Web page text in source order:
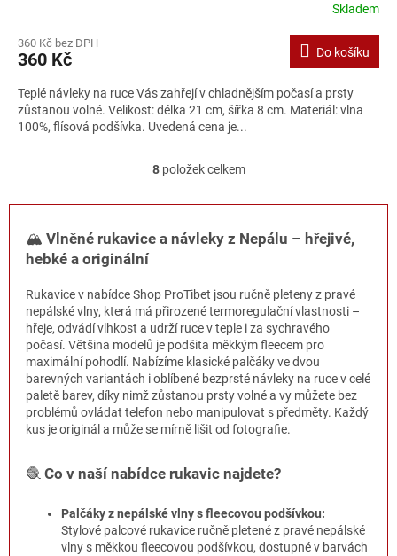
Skladem
360 Kč bez DPH
360 Kč Do košíku
Teplé návleky na ruce Vás zahřejí v chladnějším počasí a prsty
zůstanou volné. Velikost: délka 21 cm, šířka 8 cm. Materiál: vlna
100%, flísová podšívka. Uvedená cena je...
O
l
d
í
p
r
v
k
y
v
ý
p
u
8položek celkem
🏔️ Vlněné rukavice a návleky z Nepálu – hřejivé,
hebké a originální
Rukavice v nabídce Shop ProTibet jsou ručně pleteny z pravé
nepálské vlny, která má přirozené termoregulační vlastnosti –
hřeje, odvádí vlhkost a udrží ruce v teple i za sychravého
počasí. Většina modelů je podšita měkkým fleecem pro
maximální pohodlí. Nabízíme klasické palčáky ve dvou
barevných variantách i oblíbené bezprsté návleky na ruce v celé
paletě barev, díky nimž zůstanou prsty volné a vy můžete bez
problémů ovládat telefon nebo manipulovat s předměty. Každý
kus je originál a může se mírně lišit od fotografie.
🧶 Co v naší nabídce rukavic najdete?
Palčáky z nepálské vlny s fleecovou podšívkou:
Stylové palcové rukavice ručně pletené z pravé nepálské
vlny s měkkou fleecovou podšívkou, dostupné v barvách